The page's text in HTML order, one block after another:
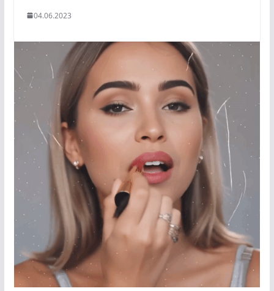
04.06.2023